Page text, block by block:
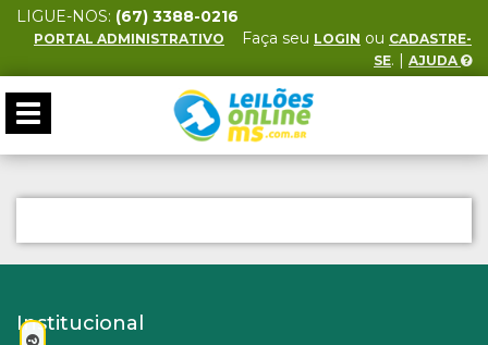
LIGUE-NOS: (67) 3388-0216
PORTAL ADMINISTRATIVO Faça seu LOGIN ou CADASTRE-
SE. | AJUDA
Toggle
navigation
Institucional